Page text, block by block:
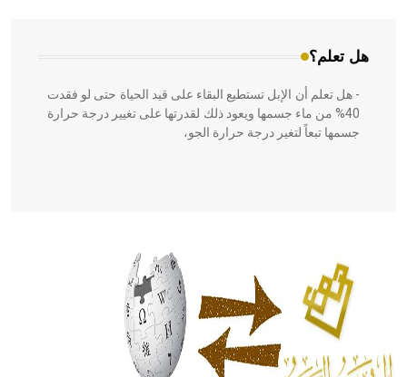
هل تعلم؟
- هل تعلم أن الإبل تستطيع البقاء على قيد الحياة حتى لو فقدت
40% من ماء جسمها ويعود ذلك لقدرتها على تغيير درجة حرارة
جسمها تبعاً لتغير درجة حرارة الجو،
الحكم، الأدلة، تنظيم التغذية، ورسالته في جروح الرأس. ويعود
له الفضل بأنه حرر الطب من الدين والفلسفة.
- هل تعلم أن المرجان إفراز حيواني يتكون في البحر ويتركب